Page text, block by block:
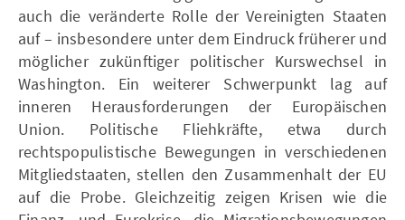
auch die veränderte Rolle der Vereinigten Staaten
auf – insbesondere unter dem Eindruck früherer und
möglicher zukünftiger politischer Kurswechsel in
Washington. Ein weiterer Schwerpunkt lag auf
inneren Herausforderungen der Europäischen
Union. Politische Fliehkräfte, etwa durch
rechtspopulistische Bewegungen in verschiedenen
Mitgliedstaaten, stellen den Zusammenhalt der EU
auf die Probe. Gleichzeitig zeigen Krisen wie die